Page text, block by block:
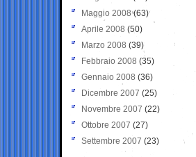
Maggio 2008(63)
Aprile 2008 (50)
Marzo 2008 (39)
Febbraio 2008 (35)
Gennaio 2008 (36)
Dicembre 2007 (25)
Novembre 2007 (22)
Ottobre 2007 (27)
Settembre 2007 (23)